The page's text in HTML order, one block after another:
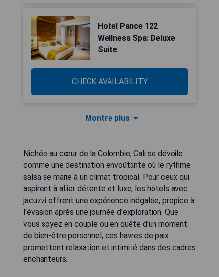
Hotel Pance 122
Wellness Spa: Deluxe
Suite
CHECK AVAILABILITY
Montre plus
Nichée au cœur de la Colombie, Cali se dévoile
comme une destination envoûtante où le rythme
salsa se marie à un climat tropical. Pour ceux qui
aspirent à allier détente et luxe, les hôtels avec
jacuzzi offrent une expérience inégalée, propice à
l'évasion après une journée d'exploration. Que
vous soyez en couple ou en quête d'un moment
de bien-être personnel, ces havres de paix
promettent relaxation et intimité dans des cadres
enchanteurs.